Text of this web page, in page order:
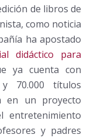
de libros de
como noticia
ha apostado
didáctico para
ya cuenta con
70.000 títulos
en un proyecto
entretenimiento
y padres